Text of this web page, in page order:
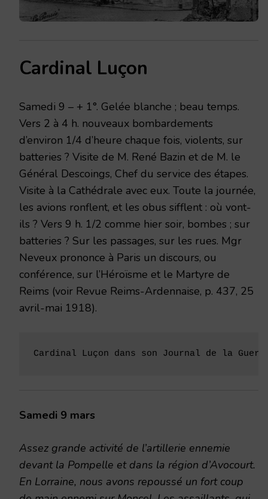
Cardinal Luçon
Samedi 9 – + 1°. Gelée blanche ; beau temps.
Vers 2 à 4 h. nouveaux bombardements
d’environ 1/4 d’heure chaque fois, violents, sur
batteries ? Visite de M. René Bazin et de M. le
Général Descoings, Chef du service des étapes.
Visite à la Cathédrale avec eux. Toute la journée,
les avions ronflent, et les obus sifflent : où vont-
ils ? Vers 9 h. 1/2 comme hier soir, bombes ; sur
batteries ? Sur les passages, sur les rues. Mgr
Neveux prononce à Paris un discours, ou
conférence, sur l’Héroïsme et le Martyre de
Reims (voir Revue Reims-Ardennaise, p. 437, 25
avril-mai 1918).
Cardinal Luçon dans son Journal de la
Samedi 9 mars
Assez grande activité de l’artillerie ennemie
devant la Pompelle et dans la région d’Avocourt.
En Lorraine, nous avons repoussé un fort coup